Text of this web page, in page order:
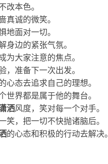
改本色。
真诚的微笑。
地面对一切。
身边的紧张气氛。
为大家注意的焦点。
，准备下一次出发。
心态去追求自己的理想。
界都是属于他的舞台。
洒风度，笑对每一个对手。
笑，把一切不快抛诸脑后。
的心态和积极的行动去解决。